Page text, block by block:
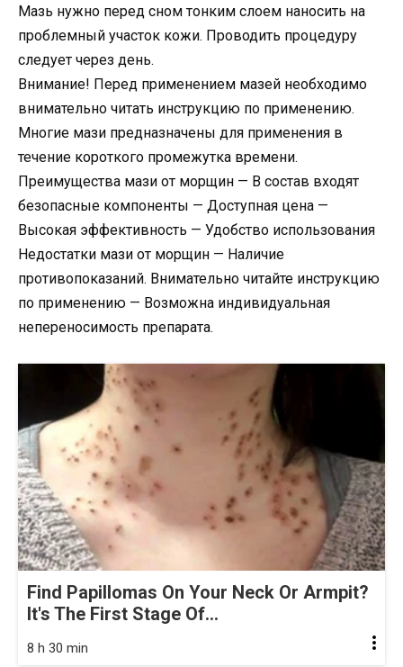
Мазь нужно перед сном тонким слоем наносить на
проблемный участок кожи. Проводить процедуру
следует через день.
Внимание! Перед применением мазей необходимо
внимательно читать инструкцию по применению.
Многие мази предназначены для применения в
течение короткого промежутка времени.
Преимущества мази от морщин — В состав входят
безопасные компоненты — Доступная цена —
Высокая эффективность — Удобство использования
Недостатки мази от морщин — Наличие
противопоказаний. Внимательно читайте инструкцию
по применению — Возможна индивидуальная
непереносимость препарата.
Find Papillomas On Your Neck Or Armpit?
It's The First Stage Of...
8 h 30 min